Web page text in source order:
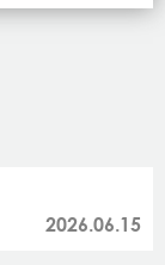
2026.06.15